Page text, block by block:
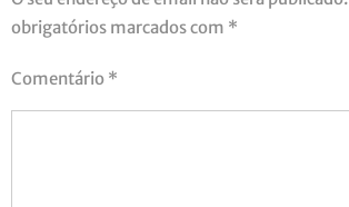
obrigatórios marcados com *
Comentário *